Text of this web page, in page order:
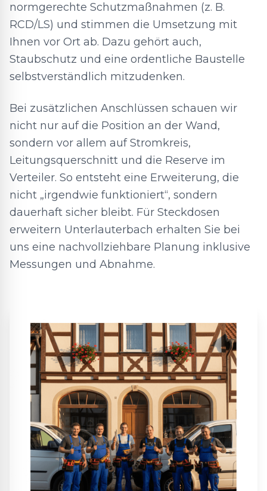
normgerechte Schutzmaßnahmen (z. B.
RCD/LS) und stimmen die Umsetzung mit
Ihnen vor Ort ab. Dazu gehört auch,
Staubschutz und eine ordentliche Baustelle
selbstverständlich mitzudenken.
Bei zusätzlichen Anschlüssen schauen wir
nicht nur auf die Position an der Wand,
sondern vor allem auf Stromkreis,
Leitungsquerschnitt und die Reserve im
Verteiler. So entsteht eine Erweiterung, die
nicht „irgendwie funktioniert“, sondern
dauerhaft sicher bleibt. Für Steckdosen
erweitern Unterlauterbach erhalten Sie bei
uns eine nachvollziehbare Planung inklusive
Messungen und Abnahme.